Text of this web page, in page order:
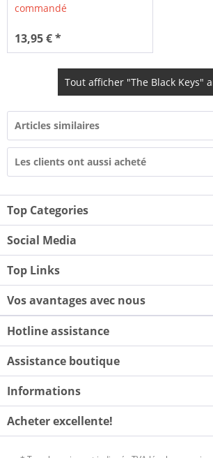
commandé
13,95 € *
Tout afficher "The Black Keys"
Articles similaires
Les clients ont aussi acheté
Top Categories
Social Media
Top Links
Vos avantages avec nous
Hotline assistance
Assistance boutique
Informations
Acheter excellente!